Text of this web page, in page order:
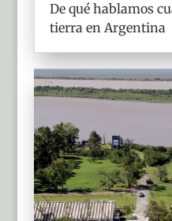
De qué hablamos
tierra en Argentina